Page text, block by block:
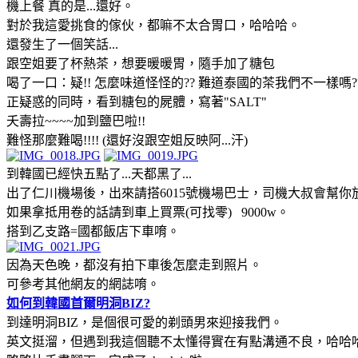
機上餐 真的是...還好。
對於我這愛挑食的傢伙，都嘛不太合胃口，哈哈哈。
還發生了一個笑話...
跟空姐要了杯熱茶，想要暖暖胃，隨手加了糖包
喝了一口：疑!! 怎麼味道怪怪的?? 難道泰國的茶我們不一樣嗎
正疑惑的同時，看到糖包的屍體，寫著"SALT"
夭壽拉~~~~加到鹽巴啦!!
難怪那麼難喝!!!! (還好沒跟空姐反映阿...汗)
到韓國已經快五點了...天都黑了...
出了仁川機場後，出來請搭6015號機場巴士，司機大叔會幫你
如果拿抵用卷的話請到車上買票(可找零) 9000w。
搭到乙支路=國都飯店下車唷。
因為天色晚，都沒有拍下車後怎麼走到照片。
可參考其他網友的網誌唷。
如何到韓國首爾明洞BIZ?
到達明洞BIZ，是個很可愛的剃頭男來迎接我們。
英文挺溜，但遇到我這個聽不太懂得實在有點溝通不良，哈哈